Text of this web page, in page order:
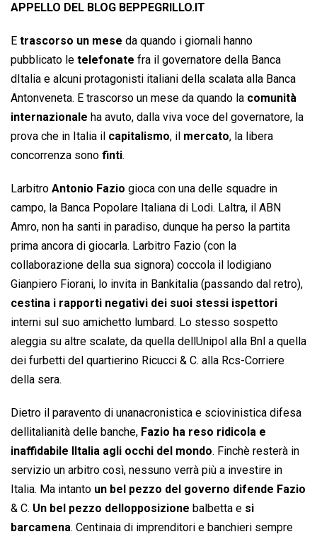
APPELLO DEL BLOG BEPPEGRILLO.IT
E trascorso un mese da quando i giornali hanno
pubblicato le telefonate fra il governatore della Banca
dItalia e alcuni protagonisti italiani della scalata alla Banca
Antonveneta. E trascorso un mese da quando la comunità
internazionale ha avuto, dalla viva voce del governatore, la
prova che in Italia il capitalismo, il mercato, la libera
concorrenza sono finti.
Larbitro Antonio Fazio gioca con una delle squadre in
campo, la Banca Popolare Italiana di Lodi. Laltra, il ABN
Amro, non ha santi in paradiso, dunque ha perso la partita
prima ancora di giocarla. Larbitro Fazio (con la
collaborazione della sua signora) coccola il lodigiano
Gianpiero Fiorani, lo invita in Bankitalia (passando dal retro),
cestina i rapporti negativi dei suoi stessi ispettori
interni sul suo amichetto lumbard. Lo stesso sospetto
aleggia su altre scalate, da quella dellUnipol alla Bnl a quella
dei furbetti del quartierino Ricucci & C. alla Rcs-Corriere
della sera.
Dietro il paravento di unanacronistica e sciovinistica difesa
dellitalianità delle banche, Fazio ha reso ridicola e
inaffidabile lItalia agli occhi del mondo. Finchè resterà in
servizio un arbitro così, nessuno verrà più a investire in
Italia. Ma intanto un bel pezzo del governo difende Fazio
& C. Un bel pezzo dellopposizione balbetta e si
barcamena. Centinaia di imprenditori e banchieri sempre